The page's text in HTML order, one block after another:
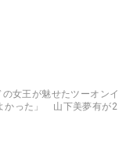
女王が魅せたツーオンイ
かった」 山下美夢有が2